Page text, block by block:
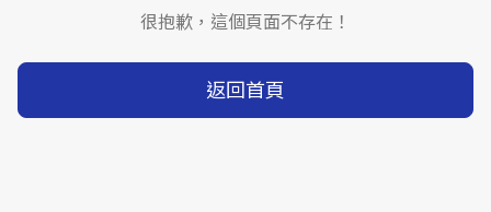
很抱歉，這個頁面不存在！
返回首頁